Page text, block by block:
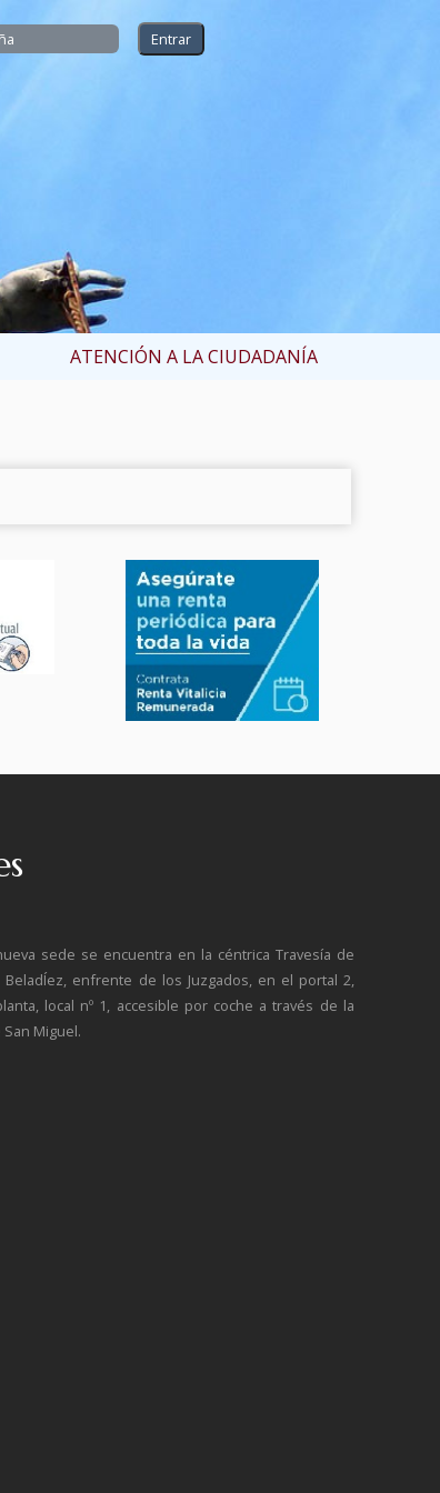
ATENCIÓN A LA CIUDADANÍA
sede se encuentra en la céntrica Travesía de
BeladÍez, enfrente de los Juzgados, en el portal 2,
local nº 1, accesible por coche a través de la
Miguel.